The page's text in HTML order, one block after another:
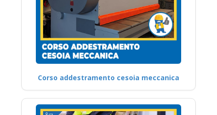
Corso addestramento cesoia meccanica